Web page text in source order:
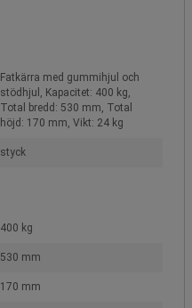
Fatkärra med gummihjul och
stödhjul, Kapacitet: 400 kg,
Total bredd: 530 mm, Total
höjd: 170 mm, Vikt: 24 kg
styck
400 kg
530 mm
170 mm